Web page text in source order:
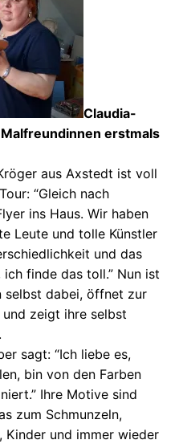
Claudia-
erstmals
aus Axstedt ist voll
“Gleich nach
ins Haus. Wir haben
Leute und tolle Künstler
und das
finde das toll.” Nun ist
dabei, öffnet zur
und zeigt ihre selbst
sagt: “Ich liebe es,
bin von den Farben
Ihre Motive sind
zum Schmunzeln,
Kinder und immer wieder